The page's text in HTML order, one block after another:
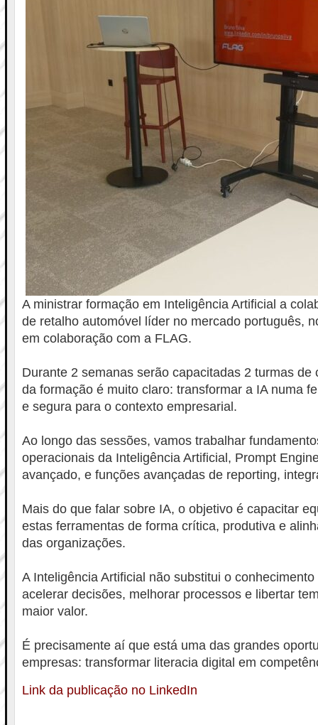
A ministrar formação em Inteligência Artificial a
de retalho automóvel líder no mercado português,
em colaboração com a FLAG.
Durante 2 semanas serão capacitadas 2 turmas de
da formação é muito claro: transformar a IA numa
e segura para o contexto empresarial.
Ao longo das sessões, vamos trabalhar
operacionais da Inteligência Artificial, Prompt
avançado, e funções avançadas de reporting,
Mais do que falar sobre IA, o objetivo é capacitar
estas ferramentas de forma crítica, produtiva e
das organizações.
A Inteligência Artificial não substitui o
acelerar decisões, melhorar processos e libertar
maior valor.
É precisamente aí que está uma das grandes
empresas: transformar literacia digital em
Link da publicação no LinkedIn